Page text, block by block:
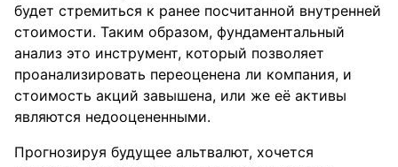
будет стремиться к ранее посчитанной внутренней
стоимости. Таким образом, фундаментальный
анализ это инструмент, который позволяет
проанализировать переоценена ли компания, и
стоимость акций завышена, или же её активы
являются недооцененными.
Прогнозируя будущее альтвалют, хочется